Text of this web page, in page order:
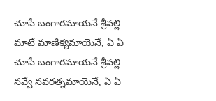
చూపే బంగారమాయనే శ్రీవల్లి
మాటే మాణిక్యమాయెనే, ఏ ఏ
చూపే బంగారమాయనే శ్రీవల్లి
నవ్వే నవరత్నమాయెనే, ఏ ఏ